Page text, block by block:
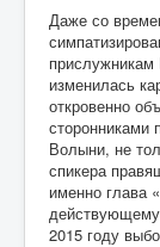
Даже со
изменилась
откровенно
сторонниками
Волыни, не
спикера
именно глава
2015 году